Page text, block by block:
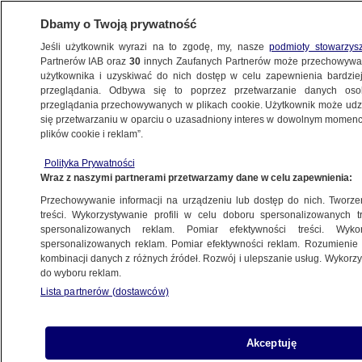
LUBUSKIE
miesiąc, co pewien czas dymiąc na szkołę
25.03.2025, 20:01
Udostępnij
Dbamy o Twoją prywatność
Jeśli użytkownik wyrazi na to zgodę, my, naszepodmioty
Partnerów IAB oraz30 innych Zaufanych Partnerów może
użytkownika i uzyskiwać do nich dostęp w celu zapewnienia
przeglądania. Odbywa się to poprzez przetwarzanie danych
przeglądania przechowywanych w plikach cookie. Użytkownik może
się przetwarzaniu w oparciu o uzasadniony interes w dowolnym
plików cookie i reklam”.
Polityka Prywatności
Wraz z naszymi partnerami przetwarzamy dane w celu zapewnienia:
Przechowywanie informacji na urządzeniu lub dostęp do nich.
treści. Wykorzystywanie profili w celu doboru spersonalizowanych
spersonalizowanych reklam. Pomiar efektywności treści.
spersonalizowanych reklam. Pomiar efektywności reklam.
kombinacji danych z różnych źródeł. Rozwój i ulepszanie usług.
do wyboru reklam.
Lista partnerów (dostawców)
Akceptuję